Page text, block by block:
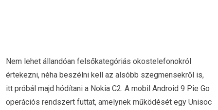
Nem lehet állandóan felsőkategóriás okostelefonokról
értekezni, néha beszélni kell az alsóbb szegmensekről is,
itt próbál majd hódítani a Nokia C2. A mobil Android 9 Pie Go
operációs rendszert futtat, amelynek működését egy Unisoc